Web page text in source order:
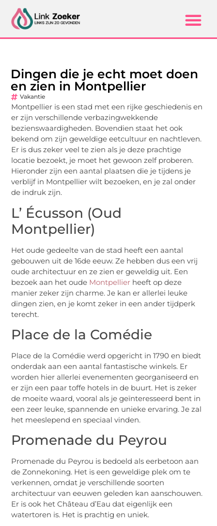
Dingen die je echt moet doen
en zien in Montpellier
Vakantie
Montpellier is een stad met een rijke geschiedenis en
er zijn verschillende verbazingwekkende
bezienswaardigheden. Bovendien staat het ook
bekend om zijn geweldige eetcultuur en nachtleven.
Er is dus zeker veel te zien als je deze prachtige
locatie bezoekt, je moet het gewoon zelf proberen.
Hieronder zijn een aantal plaatsen die je tijdens je
verblijf in Montpellier wilt bezoeken, en je zal onder
de indruk zijn.
L’ Écusson (Oud
Montpellier)
Het oude gedeelte van de stad heeft een aantal
gebouwen uit de 16de eeuw. Ze hebben dus een vrij
oude architectuur en ze zien er geweldig uit. Een
bezoek aan het oude Montpellier heeft op deze
manier zeker zijn charme. Je kan er allerlei leuke
dingen zien, en je komt zeker in een ander tijdperk
terecht.
Place de la Comédie
Place de la Comédie werd opgericht in 1790 en biedt
onderdak aan een aantal fantastische winkels. Er
worden hier allerlei evenementen georganiseerd en
er zijn een paar toffe hotels in de buurt. Het is zeker
de moeite waard, vooral als je geïnteresseerd bent in
een zeer leuke, spannende en unieke ervaring. Je zal
het meeslepend en speciaal vinden.
Promenade du Peyrou
Promenade du Peyrou is bedoeld als eerbetoon aan
de Zonnekoning. Het is een geweldige plek om te
verkennen, omdat je verschillende soorten
architectuur van eeuwen geleden kan aanschouwen.
Er is ook het Château d’Eau dat eigenlijk een
watertoren is. Het is prachtig en uniek.